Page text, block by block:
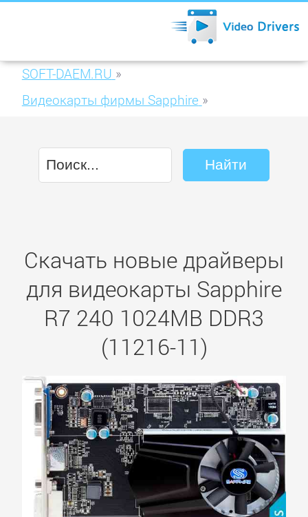
SOFT-DAEM.RU »
Видеокарты фирмы Sapphire »
Скачать новые драйверы
для видеокарты Sapphire
R7 240 1024MB DDR3
(11216-11)